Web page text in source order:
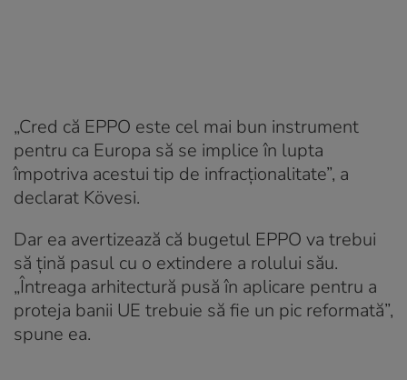
„Cred că EPPO este cel mai bun instrument
pentru ca Europa să se implice în lupta
împotriva acestui tip de infracţionalitate”, a
declarat Kövesi.
Dar ea avertizează că bugetul EPPO va trebui
să ţină pasul cu o extindere a rolului său.
„Întreaga arhitectură pusă în aplicare pentru a
proteja banii UE trebuie să fie un pic reformată”,
spune ea.